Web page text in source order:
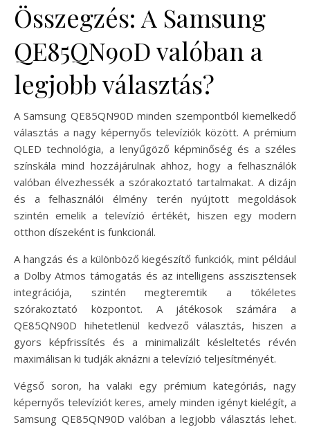
Összegzés: A Samsung
QE85QN90D valóban a
legjobb választás?
A Samsung QE85QN90D minden szempontból kiemelkedő
választás a nagy képernyős televíziók között. A prémium
QLED technológia, a lenyűgöző képminőség és a széles
színskála mind hozzájárulnak ahhoz, hogy a felhasználók
valóban élvezhessék a szórakoztató tartalmakat. A dizájn
és a felhasználói élmény terén nyújtott megoldások
szintén emelik a televízió értékét, hiszen egy modern
otthon díszeként is funkcionál.
A hangzás és a különböző kiegészítő funkciók, mint például
a Dolby Atmos támogatás és az intelligens asszisztensek
integrációja, szintén megteremtik a tökéletes
szórakoztató központot. A játékosok számára a
QE85QN90D hihetetlenül kedvező választás, hiszen a
gyors képfrissítés és a minimalizált késleltetés révén
maximálisan ki tudják aknázni a televízió teljesítményét.
Végső soron, ha valaki egy prémium kategóriás, nagy
képernyős televíziót keres, amely minden igényt kielégít, a
Samsung QE85QN90D valóban a legjobb választás lehet.